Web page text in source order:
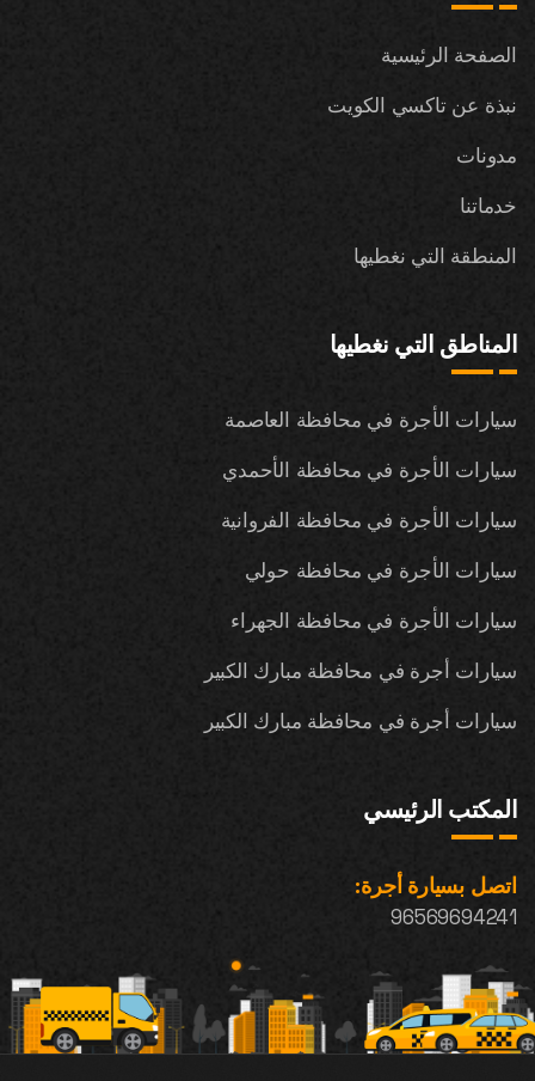
الصفحة الرئيسية
نبذة عن تاكسي الكويت
مدونات
خدماتنا
المنطقة التي نغطيها
المناطق التي نغطيها
سيارات الأجرة في محافظة العاصمة
سيارات الأجرة في محافظة الأحمدي
سيارات الأجرة في محافظة الفروانية
سيارات الأجرة في محافظة حولي
سيارات الأجرة في محافظة الجهراء
سيارات أجرة في محافظة مبارك الكبير
سيارات أجرة في محافظة مبارك الكبير
المكتب الرئيسي
اتصل بسيارة أجرة:
96569694241